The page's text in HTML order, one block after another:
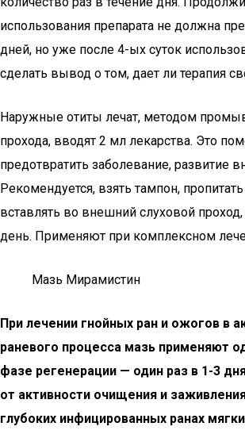
использования препарата не должна
дней, но уже после 4-ых суток
сделать вывод о том, дает ли терапия
Наружные отиты лечат, методом
прохода, вводят 2 мл лекарства. Это
предотвратить заболевание, развитие
Рекомендуется, взять тампон,
вставлять во внешний слуховой проход,
день. Применяют при комплексном
Мазь Мирамистин
При лечении гнойных ран и ожогов в
раневого процесса мазь применяют
фазе регенерации — один раз в 1-3
от активности очищения и
глубоких инфицированных ранах